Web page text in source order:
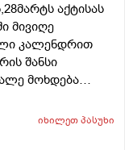
აქტისას
მივიღე
კალენდრით
შანსი
მოხდება
და იქნებ
იხილეთპასუხი